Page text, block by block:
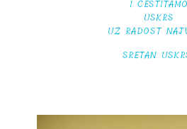
I ČESTITAMO
USKRS
UZ RADOST
SRETAN